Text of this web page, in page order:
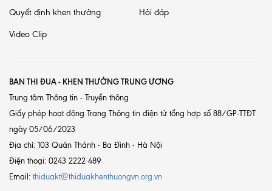
Quyết định khen thưởng Hỏi đáp
Video Clip
BAN THI ĐUA - KHEN THƯỞNG TRUNG ƯƠNG
Trung tâm Thông tin - Truyền thông
Giấy phép hoạt động Trang Thông tin điện tử tổng hợp số 88/GP-TTĐT
ngày 05/06/2023
Địa chỉ: 103 Quán Thánh - Ba Đình - Hà Nội
Điện thoại: 0243 2222 489
Email: thiduakt@thiduakhenthuongvn.org.vn